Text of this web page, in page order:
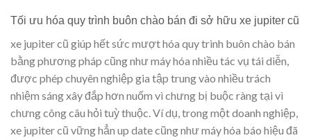
Tối ưu hóa quy trình buôn chào bán đi sở hữu xe jupiter cũ
xe jupiter cũ giúp hết sức mượt hóa quy trình buôn chào bán
bằng phương pháp cũng như máy hóa nhiều tác vụ tái diễn,
được phép chuyên nghiệp gia tập trung vào nhiều trách
nhiệm sáng xây đắp hơn nuốm vì chưng bị buộc ràng tại vì
chưng công câu hỏi tuỳ thuộc. Ví dụ, trong một doanh nghiệp,
xe jupiter cũ vững hẳn up date cũng như máy hóa báo hiệu đã